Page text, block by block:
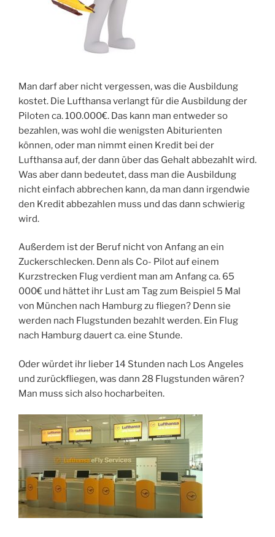
Man darf aber nicht vergessen, was die Ausbildung
kostet. Die Lufthansa verlangt für die Ausbildung der
Piloten ca. 100.000€. Das kann man entweder so
bezahlen, was wohl die wenigsten Abiturienten
können, oder man nimmt einen Kredit bei der
Lufthansa auf, der dann über das Gehalt abbezahlt wird.
Was aber dann bedeutet, dass man die Ausbildung
nicht einfach abbrechen kann, da man dann irgendwie
den Kredit abbezahlen muss und das dann schwierig
wird.
Außerdem ist der Beruf nicht von Anfang an ein
Zuckerschlecken. Denn als Co- Pilot auf einem
Kurzstrecken Flug verdient man am Anfang ca. 65
000€ und hättet ihr Lust am Tag zum Beispiel 5 Mal
von München nach Hamburg zu fliegen? Denn sie
werden nach Flugstunden bezahlt werden. Ein Flug
nach Hamburg dauert ca. eine Stunde.
Oder würdet ihr lieber 14 Stunden nach Los Angeles
und zurückfliegen, was dann 28 Flugstunden wären?
Man muss sich also hocharbeiten.